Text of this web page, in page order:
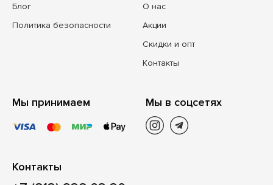
Блог
Политика безопасности
О нас
Акции
Скидки и опт
Контакты
Мы принимаем Мы в соцсетях
Контакты